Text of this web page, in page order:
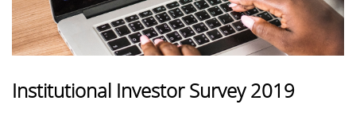
Institutional Investor Survey 2019